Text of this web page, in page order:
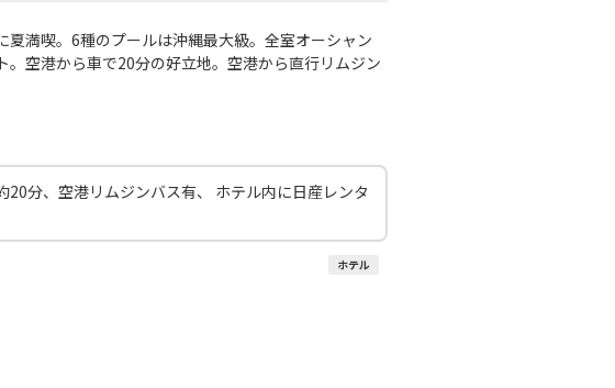
夏満喫。6種のプールは沖縄最大級。全室オーシャン
。空港から車で20分の好立地。空港から直行リムジン
20分、空港リムジンバス有、 ホテル内に日産レンタ
ホテル